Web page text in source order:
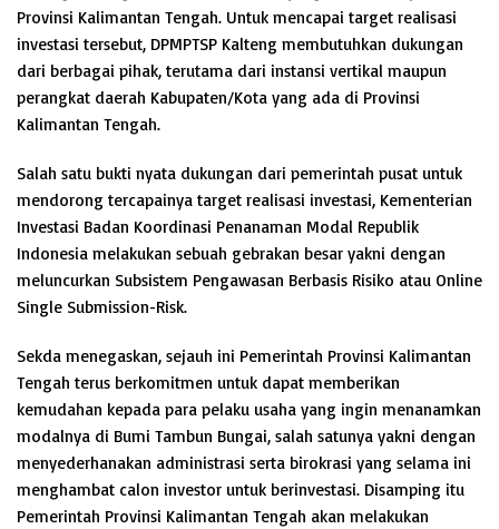
Provinsi Kalimantan Tengah. Untuk mencapai target realisasi
investasi tersebut, DPMPTSP Kalteng membutuhkan dukungan
dari berbagai pihak, terutama dari instansi vertikal maupun
perangkat daerah Kabupaten/Kota yang ada di Provinsi
Kalimantan Tengah.
Salah satu bukti nyata dukungan dari pemerintah pusat untuk
mendorong tercapainya target realisasi investasi, Kementerian
Investasi Badan Koordinasi Penanaman Modal Republik
Indonesia melakukan sebuah gebrakan besar yakni dengan
meluncurkan Subsistem Pengawasan Berbasis Risiko atau Online
Single Submission-Risk.
Sekda menegaskan, sejauh ini Pemerintah Provinsi Kalimantan
Tengah terus berkomitmen untuk dapat memberikan
kemudahan kepada para pelaku usaha yang ingin menanamkan
modalnya di Bumi Tambun Bungai, salah satunya yakni dengan
menyederhanakan administrasi serta birokrasi yang selama ini
menghambat calon investor untuk berinvestasi. Disamping itu
Pemerintah Provinsi Kalimantan Tengah akan melakukan